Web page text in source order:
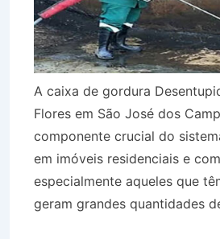
A caixa de gordura
Flores em São José dos
componente crucial do
em imóveis residenciais e
especialmente aqueles que
geram grandes quantidades